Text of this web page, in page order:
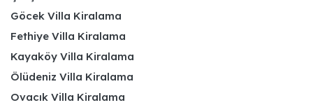
Göcek Villa Kiralama
Fethiye Villa Kiralama
Kayaköy Villa Kiralama
Ölüdeniz Villa Kiralama
Ovacık Villa Kiralama